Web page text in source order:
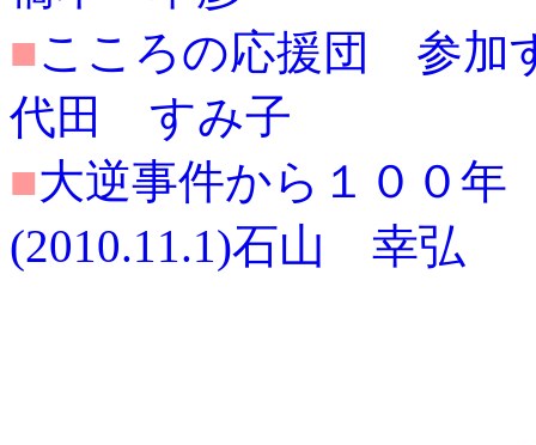
■こころの応援団 参加
代田 すみ子
■大逆事件から１００
(2010.11.1)石山 幸弘